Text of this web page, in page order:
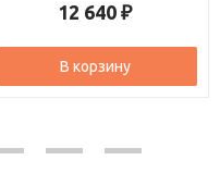
10 070 ₽
В корзину